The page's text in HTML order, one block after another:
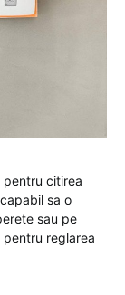
pentru citirea
sa o
sau pe
reglarea